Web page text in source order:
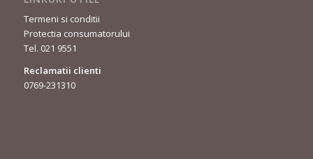
Termeni si conditii
Protectia consumatorului
Tel. 021 9551
Reclamatii clienti
0769-231310